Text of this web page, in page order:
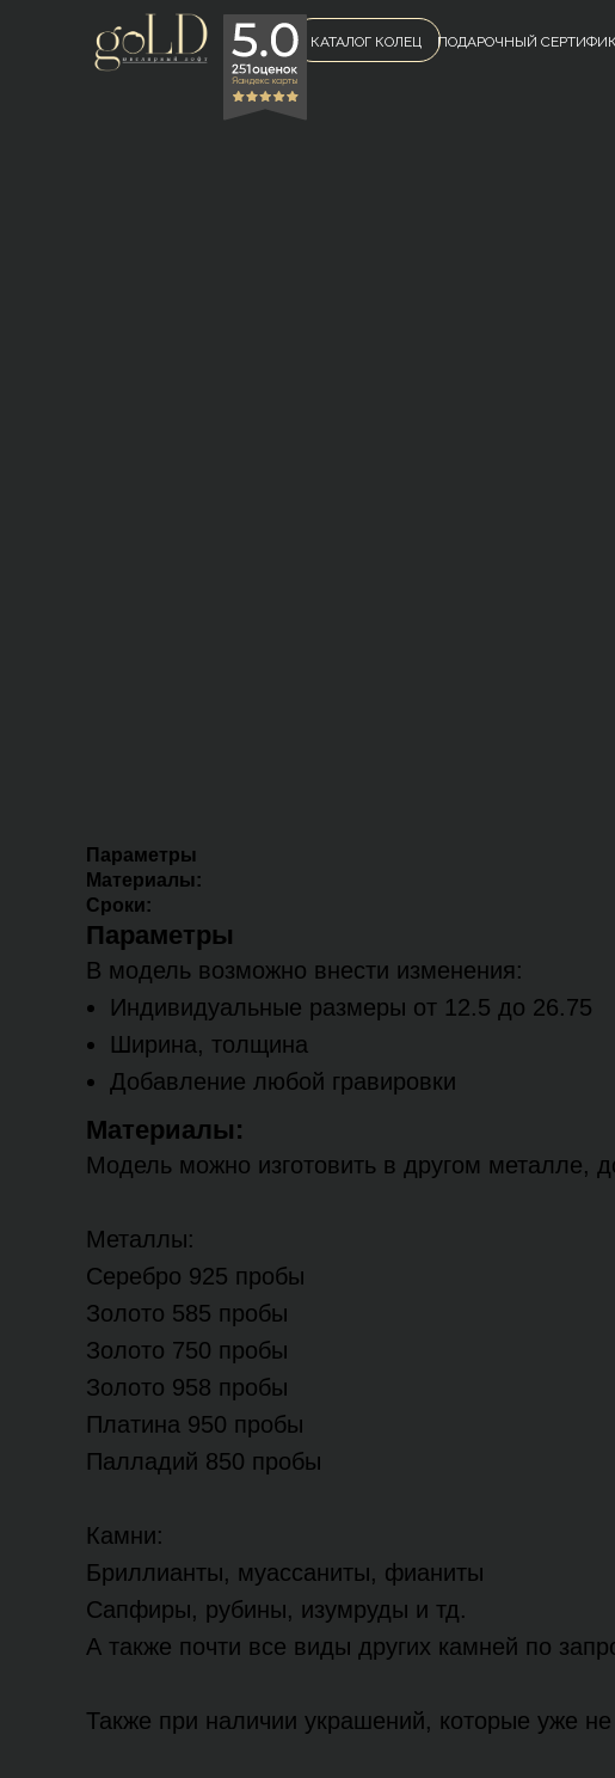
КАТАЛОГ КОЛЕЦ ПОДАРОЧНЫЙ
Параметры
Материалы:
Сроки:
Параметры
В модель возможно внести изменения:
Индивидуальные размеры от 12.5 до 26.75
Ширина, толщина
Добавление любой гравировки
Материалы:
Модель можно изготовить в другом металле,
Металлы:
Серебро 925 пробы
Золото 585 пробы
Золото 750 пробы
Золото 958 пробы
Платина 950 пробы
Палладий 850 пробы
Камни:
Бриллианты, муассаниты, фианиты
Сапфиры, рубины, изумруды и тд.
А также почти все виды других камней по
Также при наличии украшений, которые уже